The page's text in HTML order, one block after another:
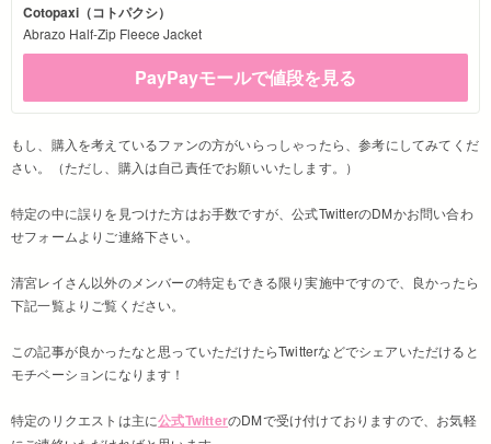
Cotopaxi（コトパクシ）
Abrazo Half-Zip Fleece Jacket
PayPayモールで値段を見る
もし、購入を考えているファンの方がいらっしゃったら、参考にしてみてくだ
さい。（ただし、購入は自己責任でお願いいたします。）
特定の中に誤りを見つけた方はお手数ですが、公式TwitterのDMかお問い合わ
せフォームよりご連絡下さい。
清宮レイさん以外のメンバーの特定もできる限り実施中ですので、良かったら
下記一覧よりご覧ください。
この記事が良かったなと思っていただけたらTwitterなどでシェアいただけると
モチベーションになります！
特定のリクエストは主に公式TwitterのDMで受け付けておりますので、お気軽